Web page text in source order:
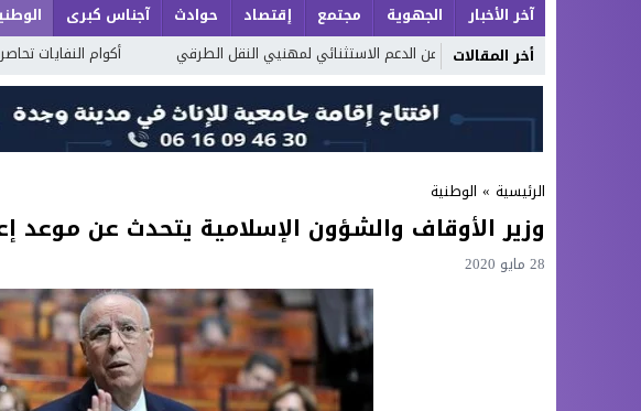
آخر الأخبار الجهوية مجتمع إقتصاد حوادث آجناس كبرى
أخر المقالات
إضافية من الدعم الاستثنائي لمهنيي النقل الطرقي أكوام النفايات تحاصر السعيدية…
الرئيسية » الوطنية
وزير الأوقاف والشؤون الإسلامية يتحدث عن موعد
28 مايو 2020